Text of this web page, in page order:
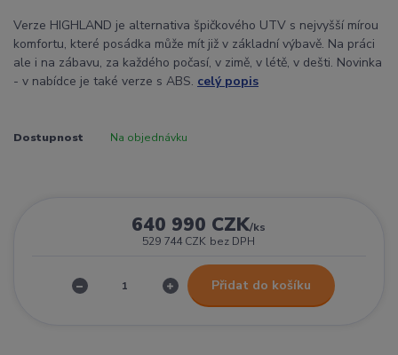
Verze HIGHLAND je alternativa špičkového UTV s nejvyšší mírou
komfortu, které posádka může mít již v základní výbavě. Na práci
ale i na zábavu, za každého počasí, v zimě, v létě, v dešti. Novinka
- v nabídce je také verze s ABS. celý popis
Dostupnost Na objednávku
640 990 CZK/ks
529 744 CZK bez DPH
Přidat do košíku